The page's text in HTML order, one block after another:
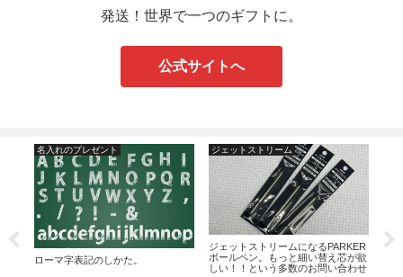
発送！世界で一つのギフトに。
公式サイトへ
ス
名入れのプレゼント
ローマ字表記のしかた。
ジェットストリーム
ジェットストリームになるPARKER
ボールペン。もっと細い替え芯が欲
しい！！という多数のお問い合わせ